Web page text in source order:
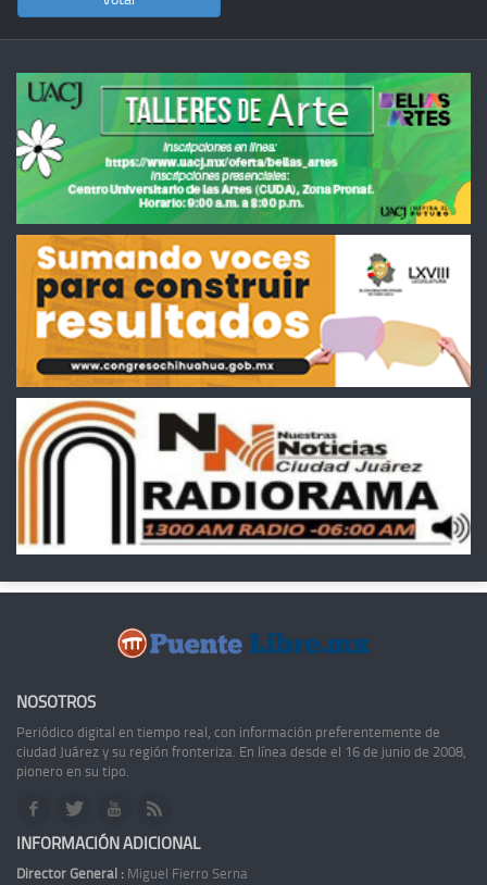
NOSOTROS
Periódico digital en tiempo real, con información preferentemente de
ciudad Juárez y su región fronteriza. En línea desde el 16 de junio de 2008,
pionero en su tipo.
INFORMACIÓN ADICIONAL
Director General : Miguel Fierro Serna